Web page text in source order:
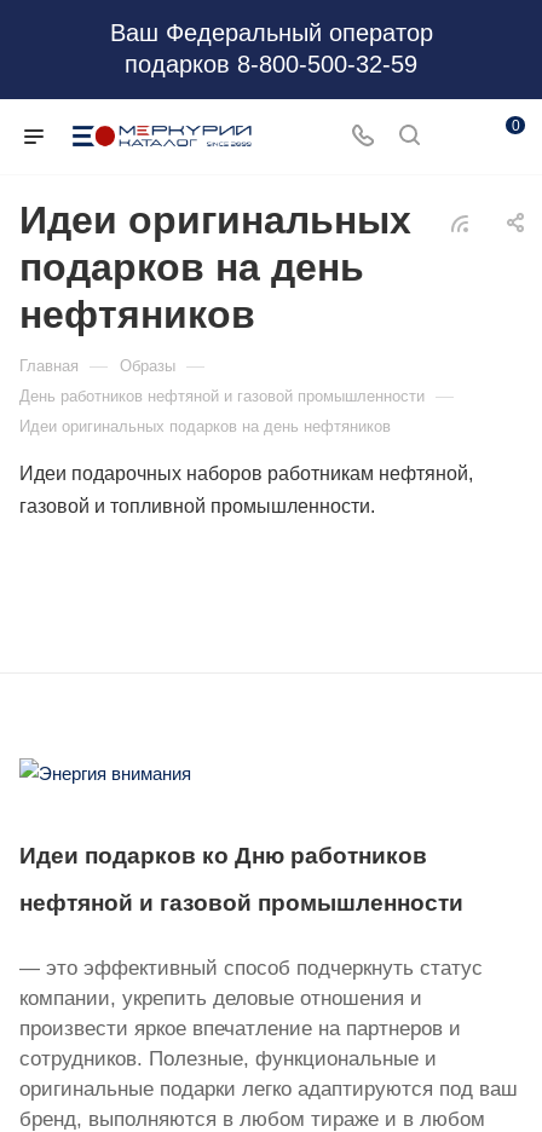
Ваш Федеральный оператор
подарков 8-800-500-32-59
0
Идеи оригинальных
подарков на день
нефтяников
Главная — Образы —
День работников нефтяной и газовой промышленности —
Идеи оригинальных подарков на день нефтяников
Идеи подарочных наборов работникам нефтяной,
газовой и топливной промышленности.
Идеи подарков ко Дню работников
нефтяной и газовой промышленности
— это эффективный способ подчеркнуть статус
компании, укрепить деловые отношения и
произвести яркое впечатление на партнеров и
сотрудников. Полезные, функциональные и
оригинальные подарки легко адаптируются под ваш
бренд, выполняются в любом тираже и в любом